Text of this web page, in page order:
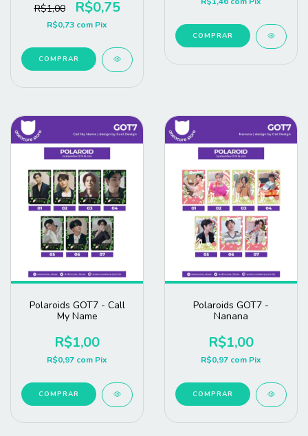
R$1,00 R$0,75
R$0,73 com Pix
COMPRAR
COMPRAR
Polaroids GOT7 - Call
My Name
R$1,00
R$0,97 com Pix
COMPRAR
Polaroids GOT7 -
Nanana
R$1,00
R$0,97 com Pix
COMPRAR